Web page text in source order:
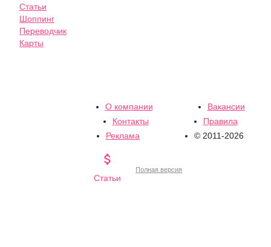
Статьи
Шоппинг
Переводчик
Карты
О компании
Вакансии
Контакты
Правила
Реклама
© 2011-2026

Статьи
Полная версия